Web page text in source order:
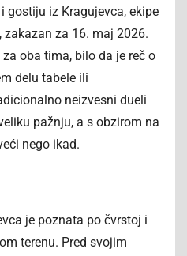
gostiju iz Kragujevca, ekipe
zakazan za 16. maj 2026.
oba tima, bilo da je reč o
delu tabele ili
neizvesni dueli
pažnju, a s obzirom na
nego ikad.
je poznata po čvrstoj i
terenu. Pred svojim